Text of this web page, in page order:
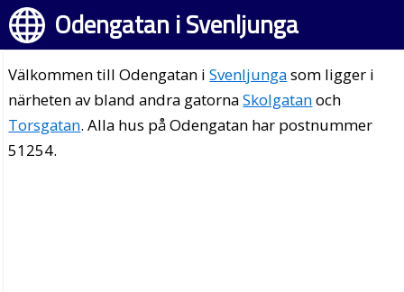
Odengatan i Svenljunga
Välkommen till Odengatan iSvenljungasom ligger i
närheten av bland andra gatornaSkolgatanoch
Torsgatan. Alla hus på Odengatan har postnummer
51254.